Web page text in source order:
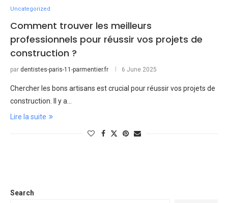
Uncategorized
Comment trouver les meilleurs
professionnels pour réussir vos projets de
construction ?
par dentistes-paris-11-parmentier.fr 6 June 2025
Chercher les bons artisans est crucial pour réussir vos projets de
construction. Il y a…
Lire la suite
Search